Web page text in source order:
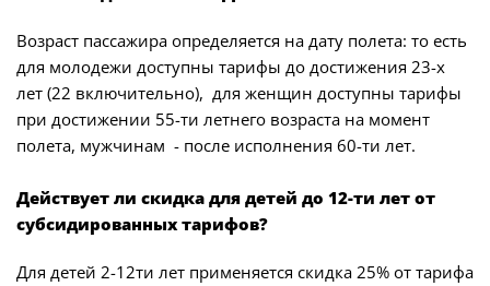
Возраст пассажира определяется на дату полета: то есть
для молодежи доступны тарифы до достижения 23-х
лет (22 включительно), для женщин доступны тарифы
при достижении 55-ти летнего возраста на момент
полета, мужчинам - после исполнения 60-ти лет.
Действует ли скидка для детей до 12-ти лет от
субсидированных тарифов?
Для детей 2-12ти лет применяется скидка 25% от тарифа